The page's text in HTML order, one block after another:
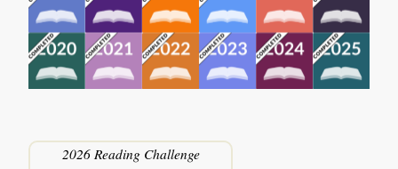
2026 Reading Challenge